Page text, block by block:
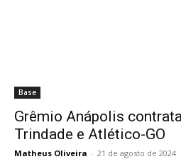
Base
Grêmio Anápolis
Trindade e Atlético-GO
Matheus Oliveira - 21 de agosto de 2024